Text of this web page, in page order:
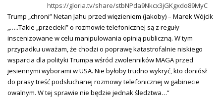
https://gloria.tv/share/stbNPda9Nkcx3jGKgxdo89MyC
Trump „chroni” Netan Jahu przed więzieniem (jakoby) – Marek Wójcik
„…..Takie „przecieki” o rozmowie telefonicznej są z reguły
inscenizowane w celu manipulowania opinią publiczną. W tym
przypadku uważam, że chodzi o poprawę katastrofalnie niskiego
wsparcia dla polityki Trumpa wśród zwolenników MAGA przed
jesiennymi wyborami w USA. Nie byłoby trudno wykryć, kto doniósł
do prasy treść podsłuchanej rozmowy telefonicznej w gabinecie
owalnym. W tej sprawie nie będzie jednak śledztwa…”